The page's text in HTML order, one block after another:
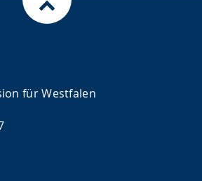
für Westfalen